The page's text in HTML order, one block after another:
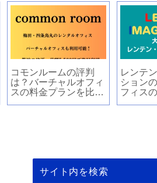
コモンルームの評判
は？バーチャルオフィ
スの料金プランを比較
レンテ
ション
フィス
サイト内を検索